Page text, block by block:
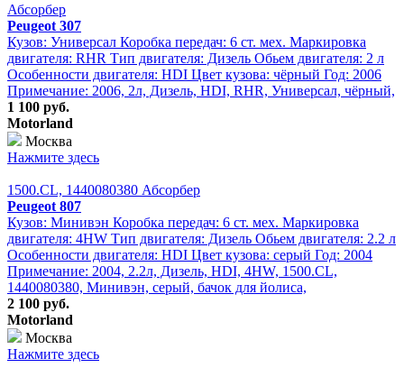
Абсорбер
Peugeot 307
Кузов: Универсал Коробка передач: 6 ст. мех. Маркировка
двигателя: RHR Тип двигателя: Дизель Обьем двигателя: 2 л
Особенности двигателя: HDI Цвет кузова: чёрный Год: 2006
Примечание: 2006, 2л, Дизель, HDI, RHR, Универсал, чёрный,
1 100 руб.
Motorland
Москва
Нажмите здесь
1500.CL, 1440080380 Абсорбер
Peugeot 807
Кузов: Минивэн Коробка передач: 6 ст. мех. Маркировка
двигателя: 4HW Тип двигателя: Дизель Обьем двигателя: 2.2 л
Особенности двигателя: HDI Цвет кузова: серый Год: 2004
Примечание: 2004, 2.2л, Дизель, HDI, 4HW, 1500.CL,
1440080380, Минивэн, серый, бачок для йолиса,
2 100 руб.
Motorland
Москва
Нажмите здесь